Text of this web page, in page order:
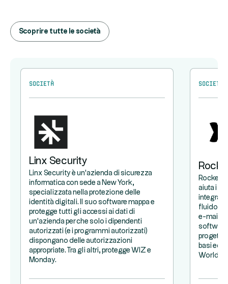
Scoprire tutte le società
Società
Linx Security
Linx Security è un'azienda di sicurezza
informatica con sede a New York,
specializzata nella protezione delle
identità digitali. Il suo software mappa e
protegge tutti gli accessi ai dati di
un'azienda per che solo i dipendenti
autorizzati (e i programmi autorizzati)
dispongano delle autorizzazioni
appropriate. Tra gli altri, protegge WIZ e
Monday.
Società
aiuta i
integrare
fluido.
e-mail e
software
progetto
basi